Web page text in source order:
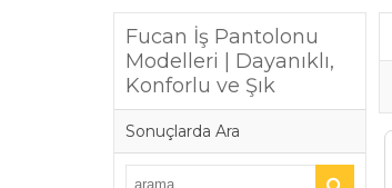
Fucan İş Pantolonu
Modelleri | Dayanıklı,
Konforlu ve Şık
Sonuçlarda Ara